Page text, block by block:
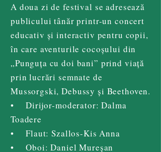
A doua zi de festival se adresează
publicului tânăr printr-un concert
educativ și interactiv pentru copii,
în care aventurile cocoșului din
„Punguța cu doi bani” prind viață
prin lucrări semnate de
Mussorgski, Debussy și Beethoven.
• Dirijor-moderator: Dalma
Toadere
• Flaut: Szallos-Kis Anna
• Oboi: Daniel Mureșan